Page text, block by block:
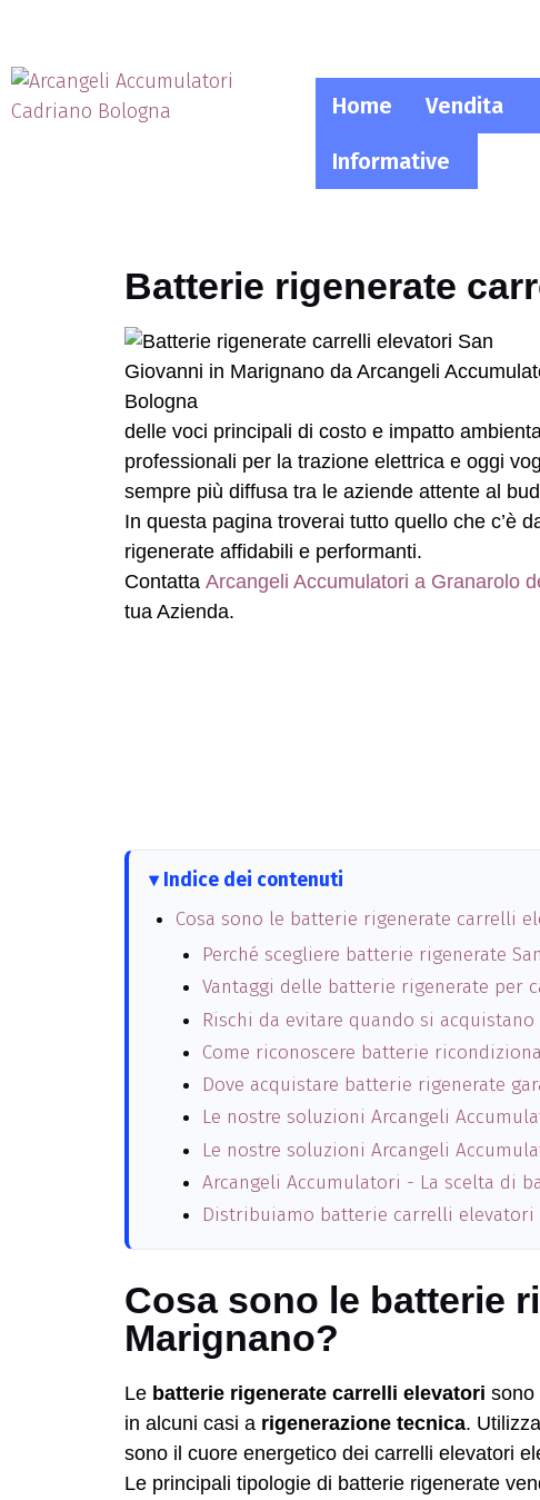
Home Vendita
Informative
Batterie rigenerate
delle voci principali di costo e impatto
professionali per la trazione elettrica e oggi
sempre più diffusa tra le aziende attente al
In questa pagina troverai tutto quello che c’è
rigenerate affidabili e performanti.
Contatta Arcangeli Accumulatori a Granarolo
tua Azienda.
Indice dei contenuti
Cosa sono le batterie rigenerate carrelli
Perché scegliere batterie rigenerate
Vantaggi delle batterie rigenerate per
Rischi da evitare quando si
Come riconoscere batterie
Dove acquistare batterie rigenerate
Le nostre soluzioni Arcangeli
Le nostre soluzioni Arcangeli
Arcangeli Accumulatori - La scelta di
Distribuiamo batterie carrelli elevatori
Cosa sono le batterie
Marignano?
Le batterie rigenerate carrelli elevatori sono
in alcuni casi a rigenerazione tecnica.
sono il cuore energetico dei carrelli elevatori
Le principali tipologie di batterie rigenerate